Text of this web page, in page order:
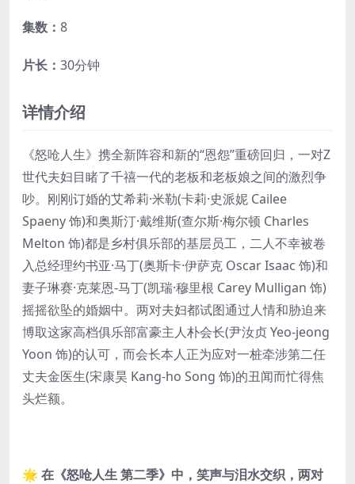
集数： 8
片长： 30分钟
详情介绍
《怒呛人生》携全新阵容和新的“恩怨”重磅回归，一对Z
世代夫妇目睹了千禧一代的老板和老板娘之间的激烈争
吵。刚刚订婚的艾希莉·米勒(卡莉·史派妮 Cailee
Spaeny 饰)和奥斯汀·戴维斯(查尔斯·梅尔顿 Charles
Melton 饰)都是乡村俱乐部的基层员工，二人不幸被卷
入总经理约书亚·马丁(奥斯卡·伊萨克 Oscar Isaac 饰)和
妻子琳赛·克莱恩-马丁(凯瑞·穆里根 Carey Mulligan 饰)
摇摇欲坠的婚姻中。两对夫妇都试图通过人情和胁迫来
博取这家高档俱乐部富豪主人朴会长(尹汝贞 Yeo-jeong
Yoon 饰)的认可，而会长本人正为应对一桩牵涉第二任
丈夫金医生(宋康昊 Kang-ho Song 饰)的丑闻而忙得焦
头烂额。
🌟 在《怒呛人生 第二季》中，笑声与泪水交织，两对